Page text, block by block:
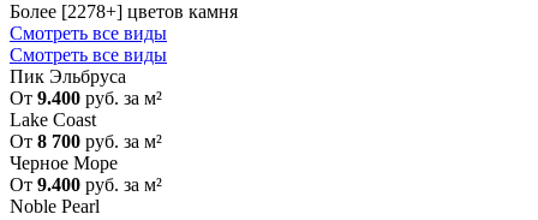
Более [2278+] цветов камня
Смотреть все виды
Смотреть все виды
Пик Эльбруса
От 9.400 руб. за м²
Lake Coast
От 8 700 руб. за м²
Черное Море
От 9.400 руб. за м²
Noble Pearl